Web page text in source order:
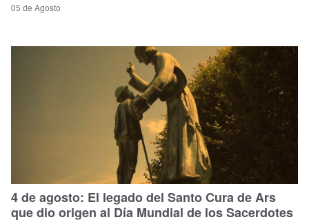
05 de Agosto
4 de agosto: El legado del Santo Cura de Ars
que dio origen al Día Mundial de los Sacerdotes